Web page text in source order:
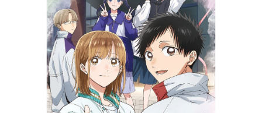
映画ちいかわ
じゅじゅフェス 2026
薬屋のひとりごと 夏の園遊会2026
名探偵コナン
アニメ『僕のヒーローアカデミア』10周年